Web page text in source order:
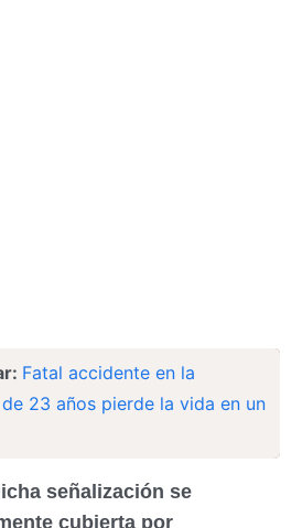
Fatal accidente en la
23 años pierde la vida en un
señalización se
cubierta por